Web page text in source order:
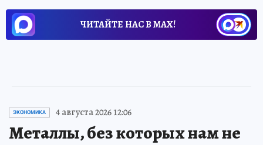
ЧИТАЙТЕ НАС В МАХ!
ЭКОНОМИКА 4 августа 2026 12:06
Металлы, без которых нам не